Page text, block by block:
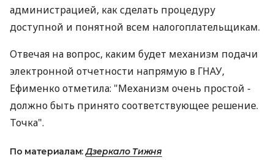
администрацией, как сделать процедуру
доступной и понятной всем налогоплательщикам.
Отвечая на вопрос, каким будет механизм подачи
электронной отчетности напрямую в ГНАУ,
Ефименко отметила: "Механизм очень простой -
должно быть принято соответствующее решение.
Точка".
По материалам:Дзеркало Тижня